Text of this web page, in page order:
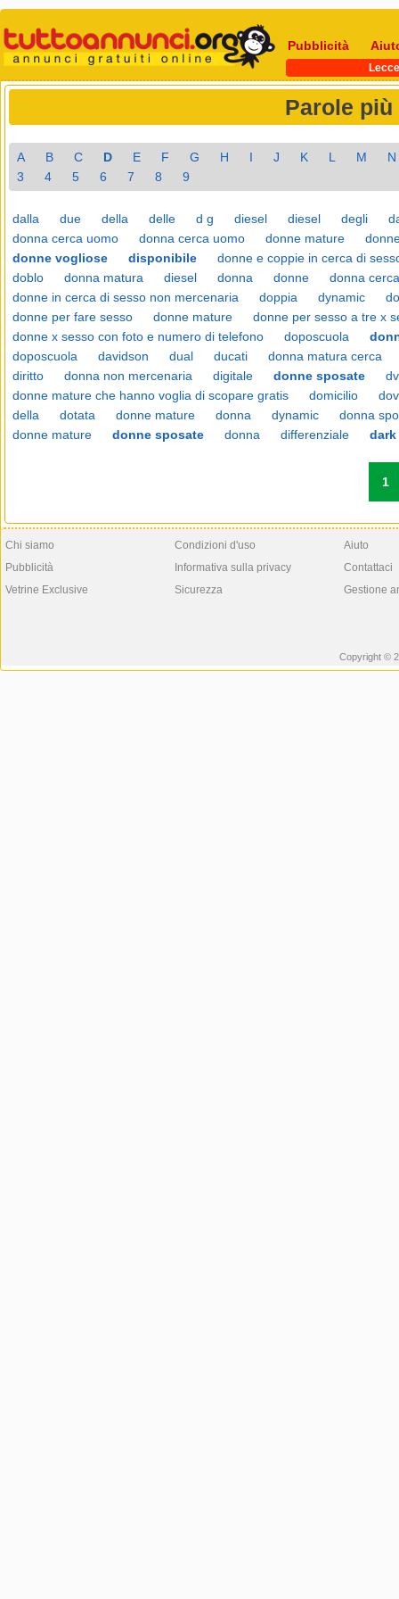
Pubblicità
Lecce
Parole più
A B C D E F G H I J K L M
N
3
4 5 6 7 8 9
dalla due della delle d g diesel diesel degli
donna cerca uomo
donna cerca uomo donne mature
donne vogliose
disponibile
donne e coppie in cerca di
doblo
donna matura diesel donna donne
donna
donne in cerca di sesso non mercenaria
doppia dynamic
donne per fare sesso
donne mature
donne per sesso a tre x
donne x sesso con foto e numero di telefono
doposcuola
doposcuola
davidson dual ducati
donna matura cerca
diritto
donna non mercenaria digitale donne sposate
donne mature che hanno voglia di scopare gratis
domicilio
della
dotata donne mature donna dynamic
donna
donne mature
donne sposate donna differenziale
1
Chi siamo
Pubblicità
Vetrine Exclusive
Condizioni d'uso
Informativa sulla privacy
Sicurezza
Aiuto
Contattaci
Gestione
Copyright ©